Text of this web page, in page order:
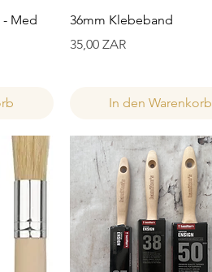
- Med
Schnellansicht
36mm Klebeband
Preis
35,00 ZAR
In den Warenkorb